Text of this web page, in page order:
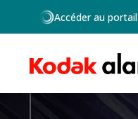
Skip to main content
Accéder au